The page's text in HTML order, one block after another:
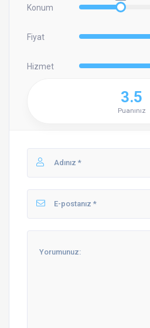
Konum
Fiyat
Hizmet
3.5
Puanınız